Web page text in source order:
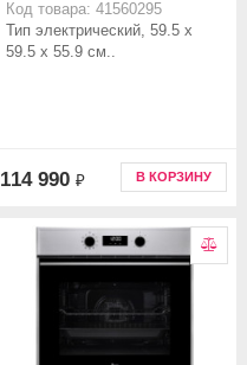
Код товара: 41560295
Тип электрический, 59.5 х
59.5 x 55.9 см..
114 990 ₽ В КОРЗИНУ